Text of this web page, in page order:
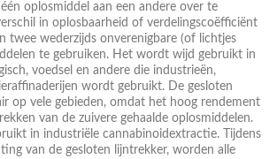
oplosmiddel aan een andere over te
in oplosbaarheid of verdelingscoëfficiënt
twee wederzijds onverenigbare (of lichtjes
te gebruiken. Het wordt wijd gebruikt in
voedsel en andere die industrieën,
wordt gebruikt. De gesloten
op vele gebieden, omdat het hoog rendement
van de zuivere gehaalde oplosmiddelen.
in industriële cannabinoidextractie. Tijdens
van de gesloten lijntrekker, worden alle